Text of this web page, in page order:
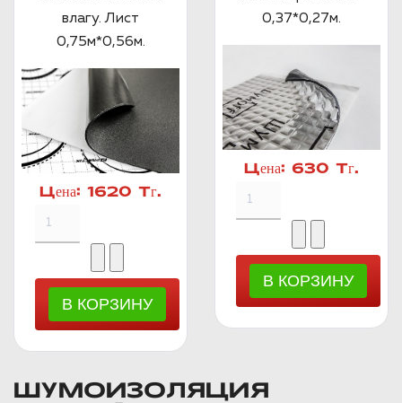
влагу. Лист
0,75м*0,56м.
Цена: 1620 Тг.
0,37*0,27м.
Цена: 630 Тг.
ШУМОИЗОЛЯЦИЯ